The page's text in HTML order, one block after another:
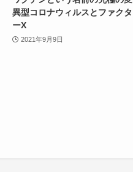
異型コロナウィルスとファクタ
ーX
2021年9月9日